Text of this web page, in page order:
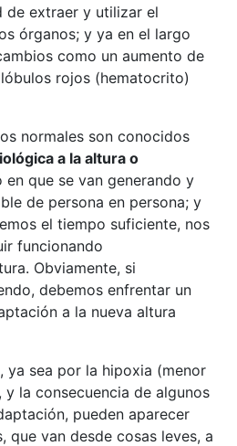
extraer y utilizar el
órganos; y ya en el largo
como un aumento de
rojos (hematocrito)
normales son conocidos
a la altura o
en que se van generando y
de persona en persona; y
el tiempo suficiente, nos
funcionando
Obviamente, si
debemos enfrentar un
a la nueva altura
ya sea por la hipoxia (menor
la consecuencia de algunos
pueden aparecer
que van desde cosas leves, a